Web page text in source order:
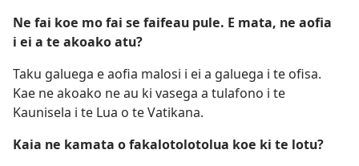
Ne fai koe mo fai se faifeau pule. E mata, ne aofia
i ei a te akoako atu?
Taku galuega e aofia malosi i ei a galuega i te ofisa.
Kae ne akoako ne au ki vasega a tulafono i te
Kaunisela i te Lua o te Vatikana.
Kaia ne kamata o fakalotolotolua koe ki te lotu?